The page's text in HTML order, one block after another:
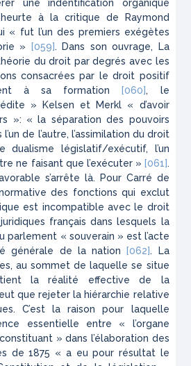
une indentification organique
à la critique de Raymond
« fut l’un des premiers exégètes
» [059]. Dans son ouvrage, La
du droit par degrés avec les
consacrées par le droit positif
à sa formation[060], le
» Kelsen et Merkl « d’avoir
»: « la séparation des pouvoirs
de l’autre, l’assimilation du droit
législatif/exécutif, l’un
ne faisant que l’exécuter » [061].
s’arrête là. Pour Carré de
des fonctions qui exclut
est incompatible avec le droit
français dans lesquels la
parlement « souverain » est l’acte
générale de la nation[062]. La
au sommet de laquelle se situe
la réalité effective de la
que rejeter la hiérarchie relative
C’est la raison pour laquelle
essentielle entre « l’organe
» dans l’élaboration des
de 1875 « a eu pour résultat le